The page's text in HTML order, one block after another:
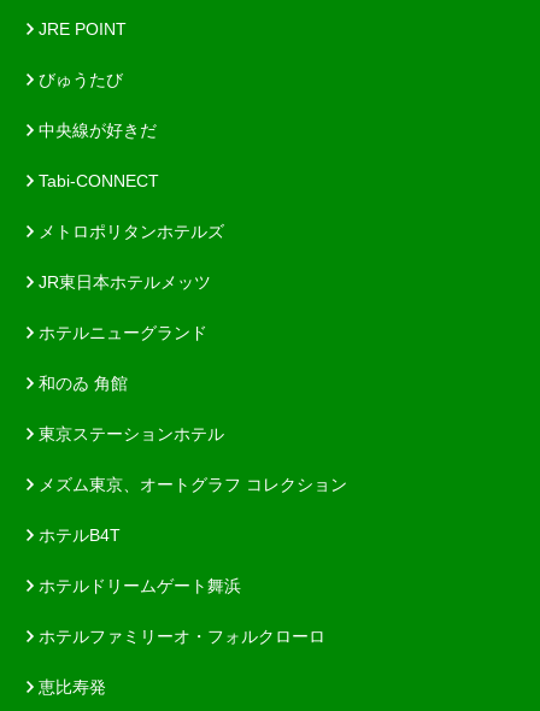
JRE POINT
びゅうたび
中央線が好きだ
Tabi-CONNECT
メトロポリタンホテルズ
JR東日本ホテルメッツ
ホテルニューグランド
和のゐ 角館
東京ステーションホテル
メズム東京、オートグラフ コレクション
ホテルB4T
ホテルドリームゲート舞浜
ホテルファミリーオ・フォルクローロ
恵比寿発